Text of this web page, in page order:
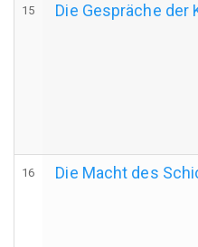
15 Die Gespräche der
16 Die Macht des